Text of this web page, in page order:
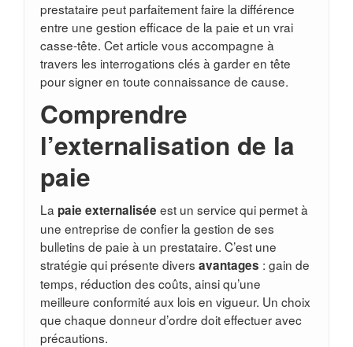
prestataire peut parfaitement faire la différence
entre une gestion efficace de la paie et un vrai
casse-tête. Cet article vous accompagne à
travers les interrogations clés à garder en tête
pour signer en toute connaissance de cause.
Comprendre
l’externalisation de la
paie
La paie externalisée est un service qui permet à
une entreprise de confier la gestion de ses
bulletins de paie à un prestataire. C’est une
stratégie qui présente divers avantages : gain de
temps, réduction des coûts, ainsi qu’une
meilleure conformité aux lois en vigueur. Un choix
que chaque donneur d’ordre doit effectuer avec
précautions.